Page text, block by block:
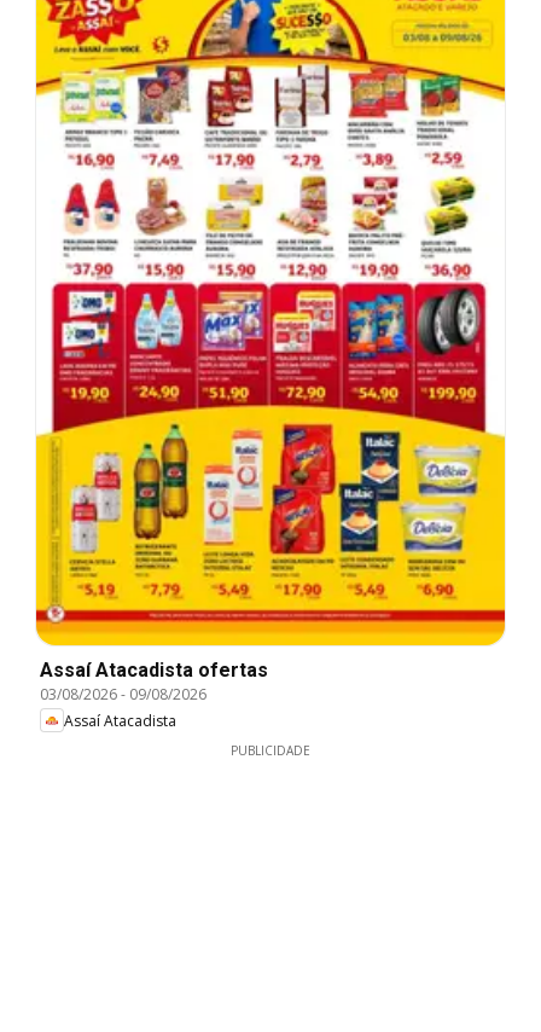
Assaí Atacadista ofertas
03/08/2026- 09/08/2026
Assaí Atacadista
PUBLICIDADE